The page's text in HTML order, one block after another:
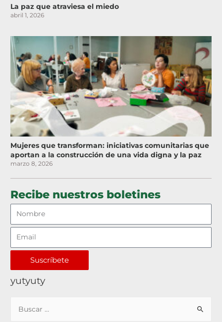
La paz que atraviesa el miedo
abril 1, 2026
Mujeres que transforman: iniciativas comunitarias que
aportan a la construcción de una vida digna y la paz
marzo 8, 2026
Recibe nuestros boletines
Suscríbete
yutyuty